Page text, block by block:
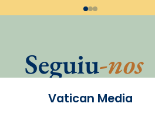
Seguiu-nos
Vatican Media